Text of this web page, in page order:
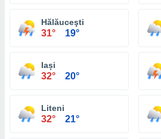
Hălăuceşti
31° 19°
Iași
32° 20°
Liteni
32° 21°